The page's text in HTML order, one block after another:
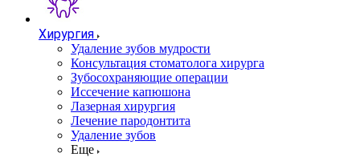
Хирургия
Удаление зубов мудрости
Консультация стоматолога хирурга
Зубосохраняющие операции
Иссечение капюшона
Лазерная хирургия
Лечение пародонтита
Удаление зубов
Еще